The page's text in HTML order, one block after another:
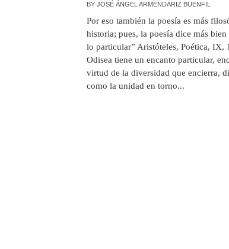
BY JOSÉ ÁNGEL ARMENDARIZ BUENFIL
Por eso también la poesía es más
historia; pues, la poesía dice más
lo particular” Aristóteles, Poética, IX,
Odisea tiene un encanto particular,
virtud de la diversidad que encierra,
como la unidad en torno...